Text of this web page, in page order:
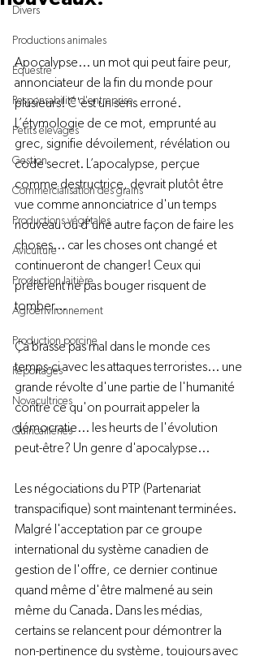
Divers
Productions animales
Équestre
Responsabilité d'entreprise
Petits élevages
Gestion
Commercialisation des grains
Productions végétales
Aviculture
Production laitière
Agroenvironnement
Production porcine
Reportages
Novacultrices
Quincailleries
Apocalypse... un mot qui peut faire peur,
annonciateur de la fin du monde pour
plusieurs! C'est un sens erroné.
L’étymologie de ce mot, emprunté au
grec, signifie dévoilement, révélation ou
code secret. L’apocalypse, perçue
comme destructrice, devrait plutôt être
vue comme annonciatrice d'un temps
nouveau ou d'une autre façon de faire les
choses... car les choses ont changé et
continueront de changer! Ceux qui
préfèrent ne pas bouger risquent de
tomber...
Ça brasse pas mal dans le monde ces
temps-ci avec les attaques terroristes... une
grande révolte d'une partie de l'humanité
contre ce qu'on pourrait appeler la
démocratie... les heurts de l'évolution
peut-être? Un genre d'apocalypse...
Les négociations du PTP (Partenariat
transpacifique) sont maintenant terminées.
Malgré l'acceptation par ce groupe
international du système canadien de
gestion de l'offre, ce dernier continue
quand même d'être malmené au sein
même du Canada. Dans les médias,
certains se relancent pour démontrer la
non-pertinence du système, toujours avec